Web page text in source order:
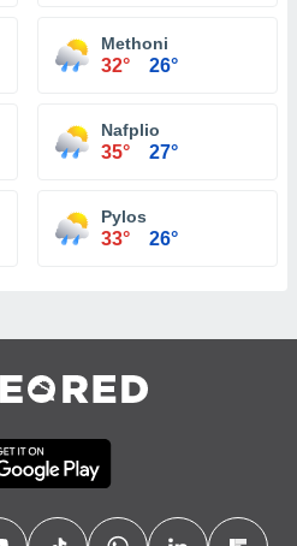
Methoni
32° 26°
Nafplio
35° 27°
Pylos
33° 26°